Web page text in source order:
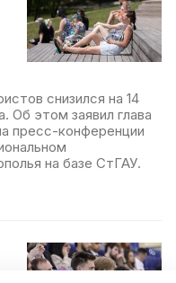
снизился на 14
Об этом заявил глава
пресс-конференции
на базе СтГАУ.